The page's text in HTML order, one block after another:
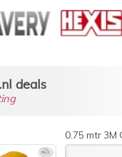
deals
0.75 mtr 3M